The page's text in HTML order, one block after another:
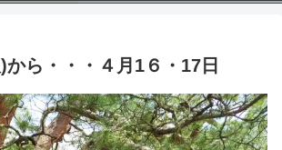
ら・・・４月1６・17日